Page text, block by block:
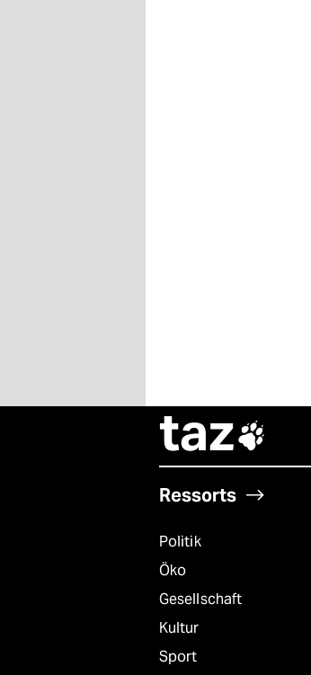
taz
Ressorts
Politik
Öko
Gesellschaft
Kultur
Sport